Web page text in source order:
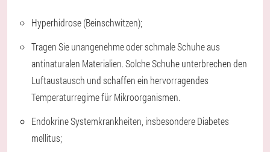
Hyperhidrose (Beinschwitzen);
Tragen Sie unangenehme oder schmale Schuhe aus
antinaturalen Materialien. Solche Schuhe unterbrechen den
Luftaustausch und schaffen ein hervorragendes
Temperaturregime für Mikroorganismen.
Endokrine Systemkrankheiten, insbesondere Diabetes
mellitus;